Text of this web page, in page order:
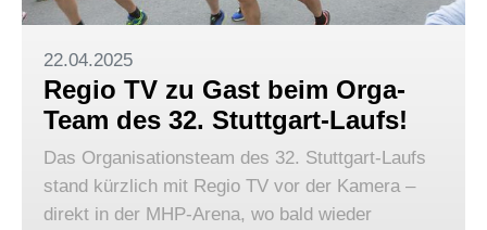
22.04.2025
Regio TV zu Gast beim Orga-
Team des 32. Stuttgart-Laufs!
Das Organisationsteam des 32. Stuttgart-Laufs
stand kürzlich mit Regio TV vor der Kamera –
direkt in der MHP-Arena, wo bald wieder